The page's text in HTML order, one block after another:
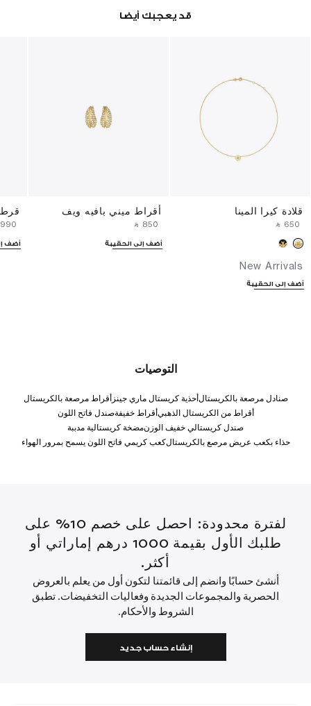
قد يعجبك أيضا
قلادة كيرا المينا
‎ ⃁ ⁦650⁩ ‎
New Arrivals
أضف إلى الحقيبة
أقراط ميني بافيه ويف
‎ ⃁ ⁦850⁩ ‎
أضف إلى الحقيبة أضف
التوصيات
صنادل مرصعة بالكريستال أحذية كريستال ماري جينز أقراط مرصعة بالكريستال
أقراط من الكريستال الذهبي أقراط خفيفةصندل فاتح اللون
صندل كريستالي خفيف الوزنمضخة كريستالية مدببة
حذاء بكعب عريض مرصع بالكريستالكعب كريمي فاتح اللون يسمح بمرور الهواء
لفترة محدودة: احصل على خصم 10% على
طلبك الأول بقيمة 1000 درهم إماراتي أو
أكثر.
أنشئ حسابًا وانضم إلى قائمتنا لتكون أول من يعلم بالعروض
الحصرية والمجموعات الجديدة وفعاليات التخفيضات. تطبق
الشروط والأحكام.
إنشاء حساب جديد